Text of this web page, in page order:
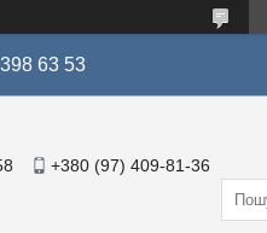
63 53
+380 (97) 409-81-36